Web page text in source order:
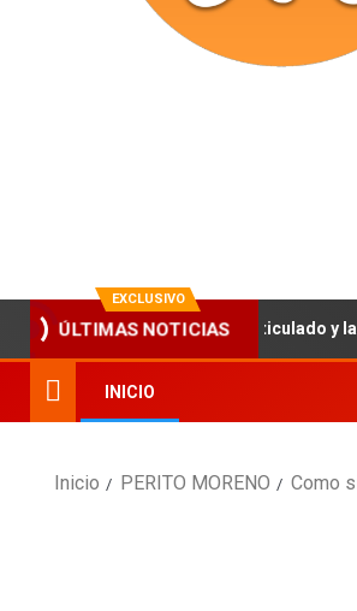
EXCLUSIVO
ÚLTIMAS NOTICIAS
fortalece el trabajo articulado y la
INICIO
Inicio PERITO MORENO Como